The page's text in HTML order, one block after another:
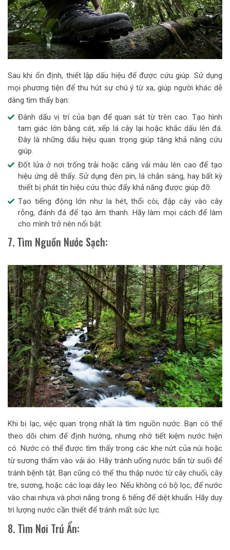
Sau khi ổn định, thiết lập dấu hiệu để được cứu giúp. Sử dụng
mọi phương tiện để thu hút sự chú ý từ xa, giúp người khác dễ
dàng tìm thấy bạn:
Đánh dấu vị trí của bạn để quan sát từ trên cao. Tạo hình
tam giác lớn bằng cát, xếp lá cây lại hoặc khắc dấu lên đá.
Đây là những dấu hiệu quan trọng giúp tăng khả năng cứu
giúp.
Đốt lửa ở nơi trống trải hoặc căng vải màu lên cao để tạo
hiệu ứng dễ thấy. Sử dụng đèn pin, lá chắn sáng, hay bất kỳ
thiết bị phát tín hiệu cứu thúc đẩy khả năng được giúp đỡ.
Tạo tiếng động lớn như la hét, thổi còi, đập cây vào cây
rỗng, đánh đá để tạo âm thanh. Hãy làm mọi cách để làm
cho mình trở nên nổi bật.
7. Tìm Nguồn Nước Sạch:
Khi bị lạc, việc quan trọng nhất là tìm nguồn nước. Bạn có thể
theo dõi chim để định hướng, nhưng nhớ tiết kiệm nước hiện
có. Nước có thể được tìm thấy trong các khe nứt của núi hoặc
từ sương thấm vào vải áo. Hãy tránh uống nước bẩn từ suối để
tránh bệnh tật. Bạn cũng có thể thu thập nước từ cây chuối, cây
tre, sương, hoặc các loại dây leo. Nếu không có bộ lọc, để nước
vào chai nhựa và phơi nắng trong 6 tiếng để diệt khuẩn. Hãy duy
trì lượng nước cần thiết để tránh mất sức lực.
8. Tìm Nơi Trú Ẩn: